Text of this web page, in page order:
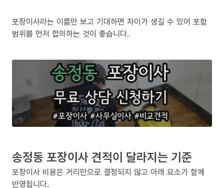
포장이사라는 이름만 보고 기대하면 차이가 생길 수 있어 포함
범위를 먼저 합의하는 것이 좋습니다.
송정동 포장이사 견적이 달라지는 기준
포장이사 비용은 거리만으로 결정되지 않고 아래 요소가 함께
반영됩니다.